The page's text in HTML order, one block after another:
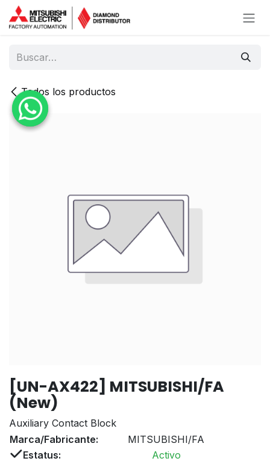
Ir al contenido
Todos los productos
[UN-AX422] MITSUBISHI/FA
(New)
Auxiliary Contact Block
Marca/Fabricante:
MITSUBISHI/FA
Estatus:
Activo